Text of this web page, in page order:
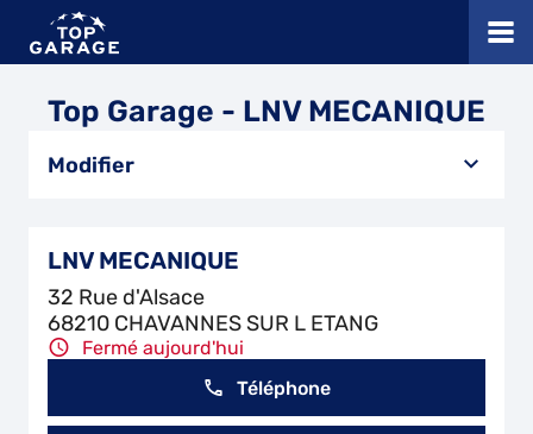
Top Garage - LNV MECANIQUE
Modifier
LNV MECANIQUE
32 Rue d'Alsace
68210 CHAVANNES SUR L ETANG
Fermé aujourd'hui
Téléphone